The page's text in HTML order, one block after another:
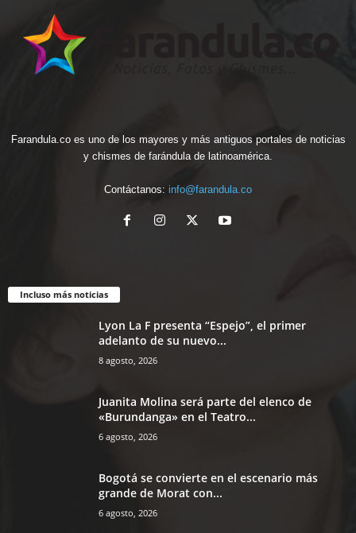
Farandula.co es uno de los mayores y más antiguos portales de noticias
y chismes de farándula de latinoamérica.
Contáctanos: info@farandula.co
Incluso más noticias
Lyon La F presenta “Espejo”, el primer
adelanto de su nuevo...
8 agosto, 2026
Juanita Molina será parte del elenco de
«Burundanga» en el Teatro...
6 agosto, 2026
Bogotá se convierte en el escenario más
grande de Morat con...
6 agosto, 2026